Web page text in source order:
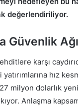
değerlendiriliyor.
Güvenlik
karşı
hız
milyon dolarlık
Anlaşma